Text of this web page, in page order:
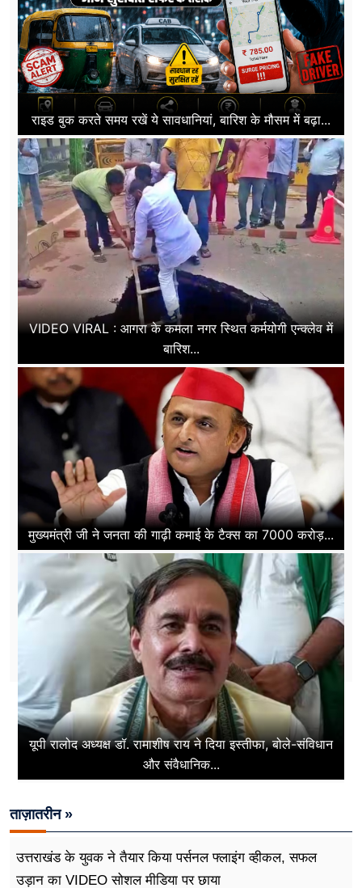
राइड बुक करते समय रखें ये सावधानियां, बारिश के मौसम में बढ़ा...
VIDEO VIRAL : आगरा के कमला नगर स्थित कर्मयोगी एन्क्लेव में
बारिश...
मुख्यमंत्री जी ने जनता की गाढ़ी कमाई के टैक्स का 7000 करोड़...
यूपी रालोद अध्यक्ष डॉ. रामाशीष राय ने दिया इस्तीफा, बोले-संविधान
और संवैधानिक...
ताज़ातरीन »
उत्तराखंड के युवक ने तैयार किया पर्सनल फ्लाइंग व्हीकल, सफल
उड़ान का VIDEO सोशल मीडिया पर छाया